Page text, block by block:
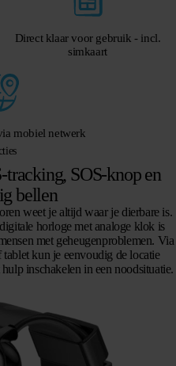
Direct klaar voor gebruik - incl.
simkaart
mobiel netwerk
SOS-knop en
bellen
weet je altijd waar je dierbare is.
horloge met analoge klok is
met geheugenproblemen. Via
kun je eenvoudig de locatie
inschakelen in een noodsituatie.